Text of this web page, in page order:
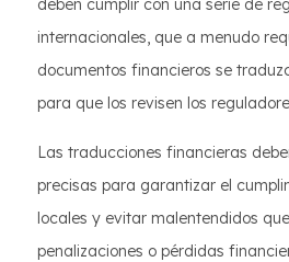
deben cumplir con una serie de
internacionales, que a menudo
documentos financieros se
para que los revisen los
Las traducciones financieras
precisas para garantizar el
locales y evitar malentendidos
penalizaciones o pérdidas